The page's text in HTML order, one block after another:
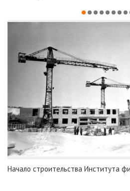
Начало строительства Института